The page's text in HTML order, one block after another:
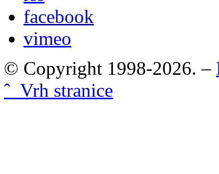
facebook
vimeo
© Copyright 1998-2026. –
ˆ Vrh stranice